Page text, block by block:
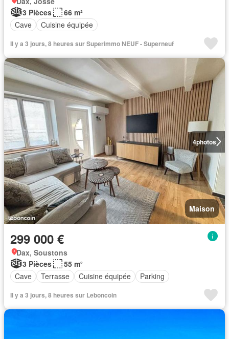
3 Pièces
66 m²
Cave
Cuisine équipée
Il y a 3 jours, 8 heures sur Superimmo NEUF - Superneuf
4photos
Maison
299 000 €
Dax, Soustons
3 Pièces
55 m²
Cave
Terrasse Cuisine équipée Parking
Il y a 3 jours, 8 heures sur Leboncoin